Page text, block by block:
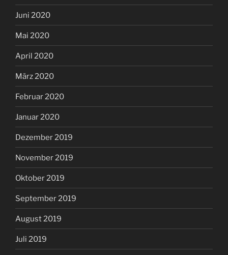
Juni 2020
Mai 2020
April 2020
März 2020
Februar 2020
Januar 2020
Dezember 2019
November 2019
Oktober 2019
September 2019
August 2019
Juli 2019